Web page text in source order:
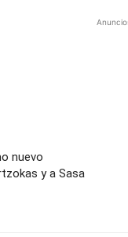
nuevo
y a Sasa